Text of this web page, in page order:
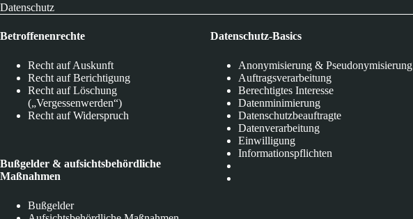
Datenschutz
Betroffenenrechte
Recht auf Auskunft
Recht auf Berichtigung
Recht auf Löschung
(„Vergessenwerden“)
Recht auf Widerspruch
Bußgelder & aufsichtsbehördliche
Maßnahmen
Bußgelder
Datenschutz-Basics
Anonymisierung & Pseudonymisierung
Auftragsverarbeitung
Berechtigtes Interesse
Datenminimierung
Datenschutzbeauftragte
Datenverarbeitung
Einwilligung
Informationspflichten